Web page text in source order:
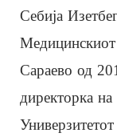
Себија
Медицинскиот
Сараево од
директорка